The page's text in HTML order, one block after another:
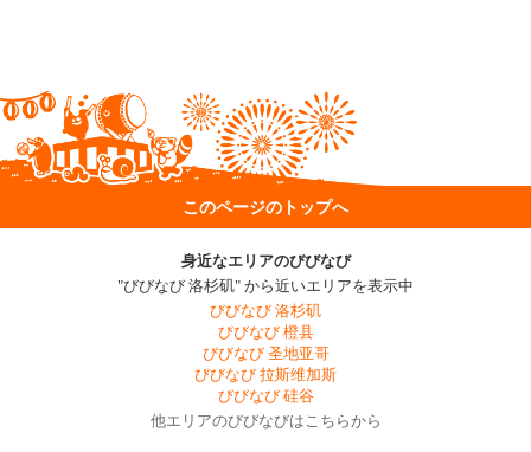
このページのトップへ
身近なエリアのびびなび
"びびなび 洛杉矶" から近いエリアを表示中
びびなび 洛杉矶
びびなび 橙县
びびなび 圣地亚哥
びびなび 拉斯维加斯
びびなび 硅谷
他エリアのびびなびはこちらから